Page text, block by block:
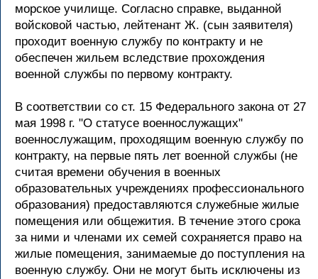
морское училище. Согласно справке, выданной
войсковой частью, лейтенант Ж. (сын заявителя)
проходит военную службу по контракту и не
обеспечен жильем вследствие прохождения
военной службы по первому контракту.
В соответствии со ст. 15 Федерального закона от 27
мая 1998 г. "О статусе военнослужащих"
военнослужащим, проходящим военную службу по
контракту, на первые пять лет военной службы (не
считая времени обучения в военных
образовательных учреждениях профессионального
образования) предоставляются служебные жилые
помещения или общежития. В течение этого срока
за ними и членами их семей сохраняется право на
жилые помещения, занимаемые до поступления на
военную службу. Они не могут быть исключены из